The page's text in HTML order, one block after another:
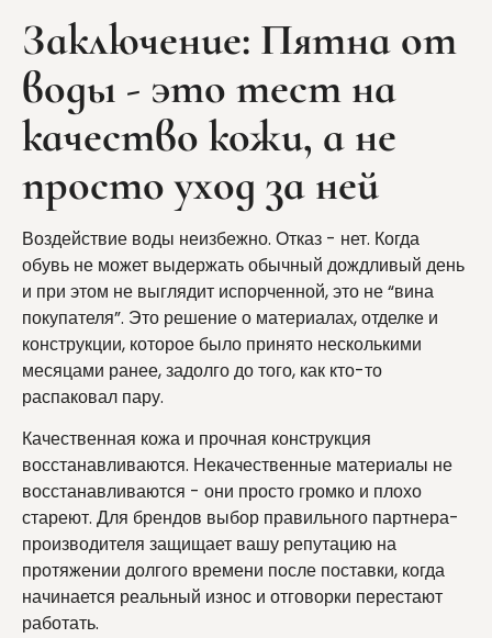
Заключение: Пятна от
воды - это тест на
качество кожи, а не
просто уход за ней
Воздействие воды неизбежно. Отказ - нет. Когда
обувь не может выдержать обычный дождливый день
и при этом не выглядит испорченной, это не “вина
покупателя”. Это решение о материалах, отделке и
конструкции, которое было принято несколькими
месяцами ранее, задолго до того, как кто-то
распаковал пару.
Качественная кожа и прочная конструкция
восстанавливаются. Некачественные материалы не
восстанавливаются - они просто громко и плохо
стареют. Для брендов выбор правильного партнера-
производителя защищает вашу репутацию на
протяжении долгого времени после поставки, когда
начинается реальный износ и отговорки перестают
работать.